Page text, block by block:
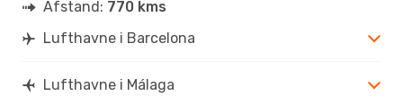
Afstand: 770 kms
Lufthavne i Barcelona
Lufthavne i Málaga